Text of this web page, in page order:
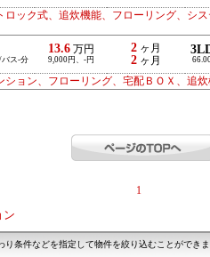
ク式、追炊機能、フローリング、シス
バス-分
13.6万円
9,000円、-円
2 ヶ月
2 ヶ月
ョン、フローリング、宅配ＢＯＸ、追炊
1
ン
り条件などを指定して物件を絞り込むことができ